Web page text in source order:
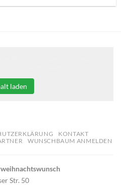
laden
KONTAKT
WUNSCHBAUM ANMELDEN
Str. 50